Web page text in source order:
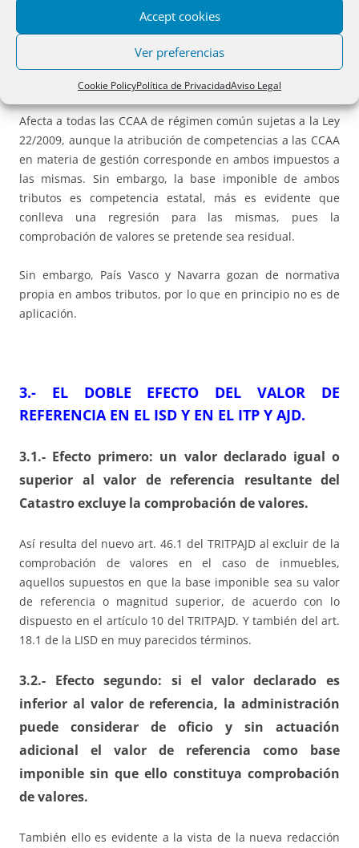
Accept cookies
Ver preferencias
Cookie PolicyPolítica de PrivacidadAviso Legal
que la concurrencia de cualquiera de las circunstancias
previstas en el artículo 1.227 del Código Civil.
2.2.- Ámbito territorial de aplicación.
Afecta a todas las CCAA de régimen común sujetas a la Ley
22/2009, aunque la atribución de competencias a las CCAA
en materia de gestión corresponde en ambos impuestos a
las mismas. Sin embargo, la base imponible de ambos
tributos es competencia estatal, más es evidente que
conlleva una regresión para las mismas, pues la
comprobación de valores se pretende sea residual.
Sin embargo, País Vasco y Navarra gozan de normativa
propia en ambos tributos, por lo que en principio no es de
aplicación.
3.- EL DOBLE EFECTO DEL VALOR DE
REFERENCIA EN EL ISD Y EN EL ITP Y AJD.
3.1.- Efecto primero: un valor declarado igual o
superior al valor de referencia resultante del
Catastro excluye la comprobación de valores.
Así resulta del nuevo art. 46.1 del TRITPAJD al excluir de la
comprobación de valores en el caso de inmuebles,
aquellos supuestos en que la base imponible sea su valor
de referencia o magnitud superior, de acuerdo con lo
dispuesto en el artículo 10 del TRITPAJD. Y también del art.
18.1 de la LISD en muy parecidos términos.
3.2.- Efecto segundo: si el valor declarado es
inferior al valor de referencia, la administración
puede considerar de oficio y sin actuación
adicional el valor de referencia como base
imponible sin que ello constituya comprobación
de valores.
También ello es evidente a la vista de la nueva redacción